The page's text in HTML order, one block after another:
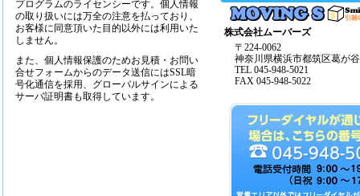
プログラムのライセンシーです。個人情報
の取り扱いには万全の注意を払っており、
お客様に同意頂いた目的以外には利用いた
しません。
また、個人情報保護のためお見積・お問い
合せフォームからのデータ送信にはSSL暗
号化通信を採用、グローバルサインによる
サーバ証明書も取得しています。
株式会社ムーバーズ
〒224-0062
神奈川県横浜市都筑区葛が
TEL 045-948-5021
FAX 045-948-5022